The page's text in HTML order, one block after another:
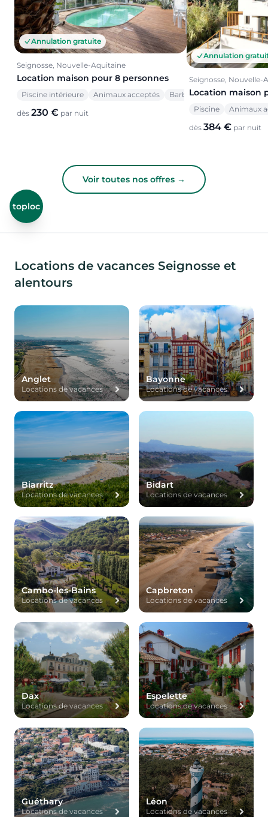
Annulation gratuite
Seignosse, Nouvelle-Aquitaine
Location maison pour 8 personnes
Piscine intérieure Animaux acceptés Barbecue
dès 230 € par nuit
Annulation
Seignosse, Nouvelle-
Location maison
Piscine Animaux
dès 384 € par nuit
Voir toutes nos offres →
toploc
Locations de vacances Seignosse et
alentours
Anglet
Locations de vacances
Bayonne
Locations de vacances
Biarritz
Locations de vacances
Bidart
Locations de vacances
Cambo-les-Bains
Locations de vacances
Capbreton
Locations de vacances
Dax
Locations de vacances
Espelette
Locations de vacances
Guéthary
Locations de vacances
Léon
Locations de vacances